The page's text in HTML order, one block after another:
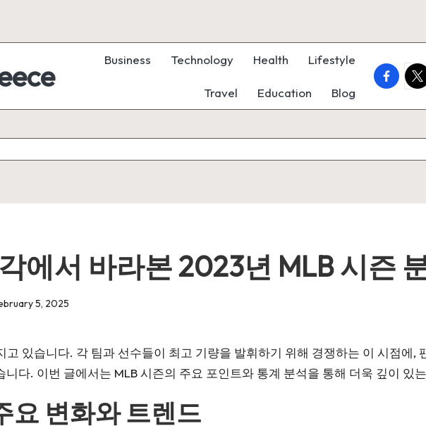
Business Technology Health Lifestyle
Travel Education Blog
에서 바라본 2023년 MLB 시즌
5, 2025
고 있습니다. 각 팀과 선수들이 최고 기량을 발휘하기 위해 경쟁하는 이 시점에,
니다. 이번 글에서는 MLB 시즌의 주요 포인트와 통계 분석을 통해 더욱 깊이 있
요 변화와 트렌드